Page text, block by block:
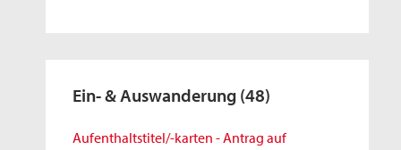
Ein- & Auswanderung (48)
Aufenthaltstitel/-karten - Antrag auf